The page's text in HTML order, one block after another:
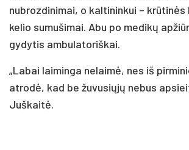
nubrozdinimai, o kaltininkui –
kelio sumušimai. Abu po medikų
gydytis ambulatoriškai.
„Labai laiminga nelaimė, nes iš
atrodė, kad be žuvusiųjų nebus
Juškaitė.